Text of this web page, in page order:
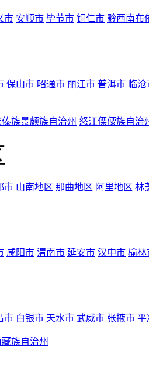
市 安顺市 毕节市 铜仁市 黔西南布
保山市 昭通市 丽江市 普洱市 临
族景颇族自治州 怒江傈僳族自治
市 山南地区 那曲地区 阿里地区 林
咸阳市 渭南市 延安市 汉中市 榆林
市 白银市 天水市 武威市 张掖市 平
族自治州